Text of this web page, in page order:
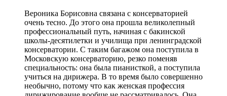
Вероника Борисовна связана с консерваторией
очень тесно. До этого она прошла великолепный
профессиональный путь, начиная с бакинской
школы-десятилетки и училища при ленинградской
консерватории. С таким багажом она поступила в
Московскую консерваторию, резко поменяв
специальность: она была пианисткой, а поступила
учиться на дирижера. В то время было совершенно
необычно, потому что как женская профессия